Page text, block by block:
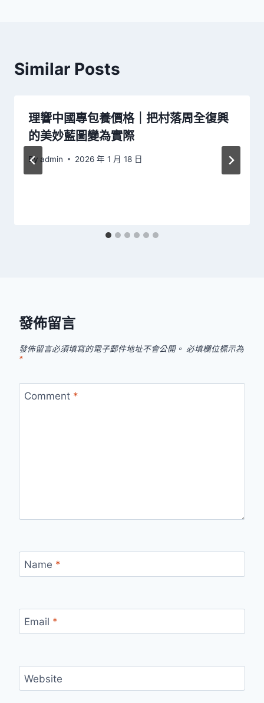
Similar Posts
理響中國專包養價格｜把村落周全復興
的美妙藍圖變為實際
By admin 2026 年 1 月 18 日
發佈留言
發佈留言必須填寫的電子郵件地址不會公開。 必填欄位標示為
*
Comment *
Name *
Email *
Website